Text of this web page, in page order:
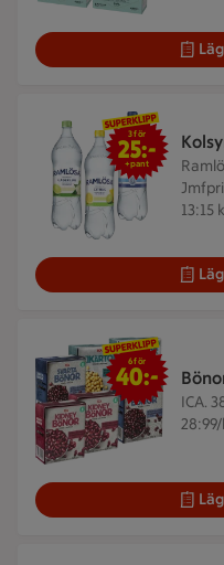
13:15
3 för 25 kr
3 för
25:-
+pant
ICA.
28:99/
6 för 40 kr
6 för
40:-